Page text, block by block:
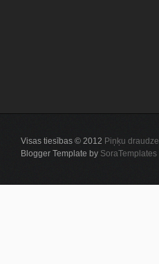
Visas tiesības © 2012 Piņķu draudze
Blogger Template by SoraTemplates